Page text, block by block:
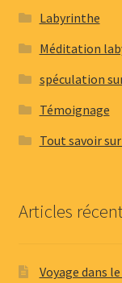
Labyrinthe
Méditation
spéculation
Témoignage
Tout savoir
Articles
Voyage dans